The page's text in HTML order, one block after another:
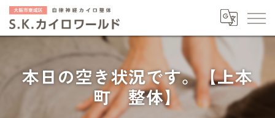
本日の空き状況です。【上本
町 整体】